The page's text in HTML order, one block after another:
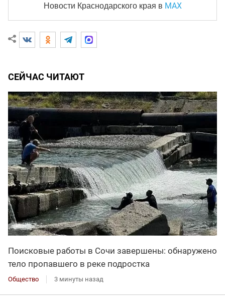
Новости Краснодарского края в MAX
СЕЙЧАС ЧИТАЮТ
Поисковые работы в Сочи завершены: обнаружено
тело пропавшего в реке подростка
Общество 3 минуты назад